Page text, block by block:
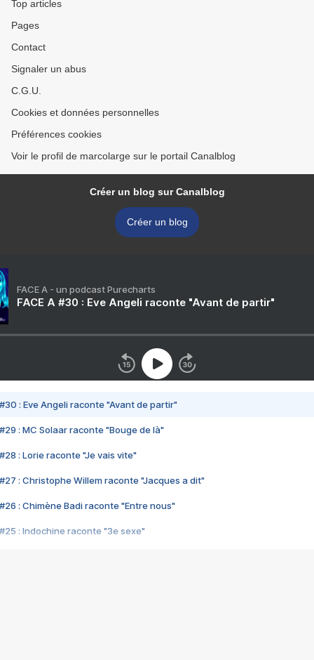
Top articles
Pages
Contact
Signaler un abus
C.G.U.
Cookies et données personnelles
Préférences cookies
Voir le profil de marcolarge sur le portail Canalblog
Créer un blog sur Canalblog
Créer un blog
FACE A - un podcast Purecharts
FACE A #30 : Eve Angeli raconte "Avant de partir"
#30 : Eve Angeli raconte "Avant de partir"
#29 : MC Solaar raconte "Bouge de là"
#28 : Lorie raconte "Je vais vite"
#27 : Christophe Willem raconte "Jacques a dit"
#26 : Chimène Badi raconte "Entre nous"
#25 : Indochine raconte "3e sexe"